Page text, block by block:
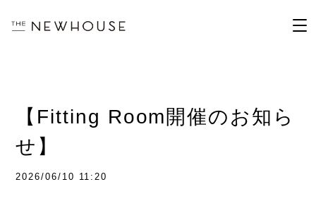
【Fitting Room開催のお知ら
せ】
2026/06/10 11:20